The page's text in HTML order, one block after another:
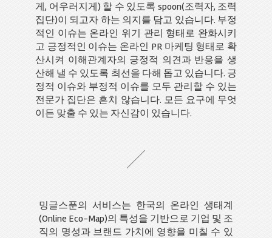
게, 어우러지게) 할 수 있도록 spoon(조력자, 조력
집단)이 되고자 하는 의지를 담고 있습니다. 부정
적인 이슈는 온라인 위기 관리 형태로 완화시키
고 긍정적인 이슈는 온라인 PR 마케팅 형태로 확
산시켜 이해관계자의 긍정적 의견과 반응을 생
산해 낼 수 있도록 최선을 다해 돕고 있습니다. 긍
정적 이슈와 부정적 이슈를 모두 관리할 수 있는
전문가 집단은 흔치 않습니다. 모든 요구에 무엇
이든 맞출 수 있는 자신감이 있습니다.
밍글스푼의 서비스는 한국의 온라인 생태계
(Online Eco-Map)의 특성을 기반으로 기업 및 조
직의 명성과 브랜드 가치에 영향을 미칠 수 있